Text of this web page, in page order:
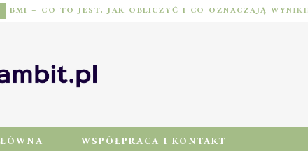
BMI – CO TO JEST, JAK OBLICZYĆ I CO OZNACZAJĄ
WSPÓŁPRACA I KONTAKT